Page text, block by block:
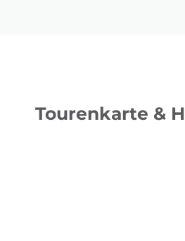
Tourenkarte &